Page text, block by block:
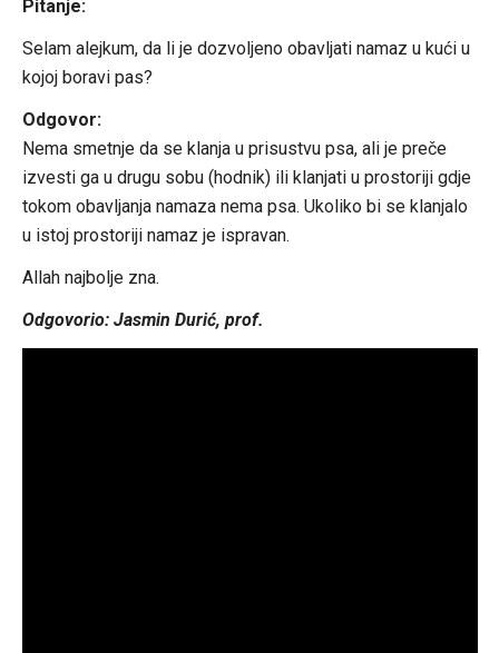
Pitanje:
Selam alejkum, da li je dozvoljeno obavljati namaz u kući u
kojoj boravi pas?
Odgovor:
Nema smetnje da se klanja u prisustvu psa, ali je preče
izvesti ga u drugu sobu (hodnik) ili klanjati u prostoriji gdje
tokom obavljanja namaza nema psa. Ukoliko bi se klanjalo
u istoj prostoriji namaz je ispravan.
Allah najbolje zna.
Odgovorio: Jasmin Durić, prof.